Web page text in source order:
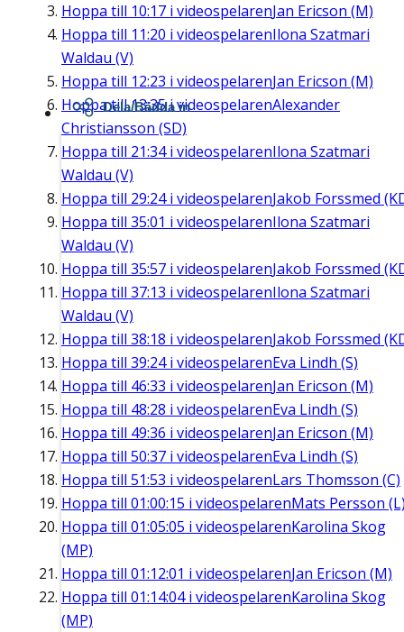
Hoppa till 10:17 i videospelarenJan Ericson (M)
Hoppa till 11:20 i videospelarenIlona Szatmari
Waldau (V)
Hoppa till 12:23 i videospelarenJan Ericson (M)
Hoppa till13:35i videospelarenAlexander
Christiansson (SD)
Hoppa till 21:34i videospelarenIlona Szatmari
Waldau (V)
Hoppa till 29:24i videospelarenJakob Forssmed
Hoppa till 35:01 i videospelarenIlona Szatmari
Waldau (V)
Hoppa till 35:57 i videospelarenJakob Forssmed
Hoppa till 37:13 i videospelarenIlona Szatmari
Waldau (V)
Hoppa till 38:18 i videospelarenJakob Forssmed
Hoppa till 39:24i videospelarenEva Lindh (S)
Hoppa till 46:33 i videospelarenJan Ericson (M)
Hoppa till 48:28 i videospelarenEva Lindh (S)
Hoppa till 49:36 i videospelarenJan Ericson (M)
Hoppa till 50:37 i videospelarenEva Lindh (S)
Hoppa till 51:53 i videospelarenLars Thomsson (C)
Hoppa till 01:00:15 i videospelarenMats Persson
Hoppa till 01:05:05 i videospelarenKarolina Skog
(MP)
Hoppa till 01:12:01 i videospelarenJan Ericson (M)
Hoppa till 01:14:04i videospelarenKarolina Skog
(MP)
Dela/Bädda in